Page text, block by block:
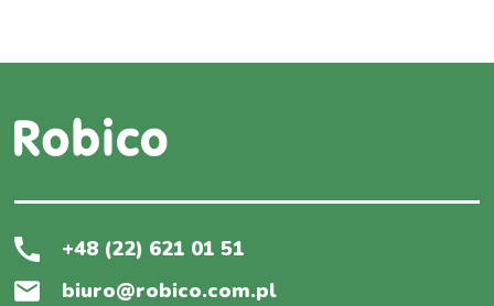
+48 (22) 621 01 51
biuro@robico.com.pl